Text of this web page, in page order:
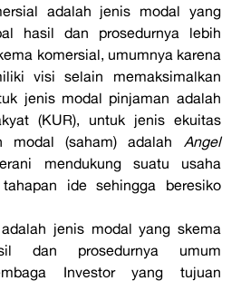
adalah jenis modal yang
hasil dan prosedurnya lebih
komersial, umumnya karena
visi selain memaksimalkan
jenis modal pinjaman adalah
(KUR), untuk jenis ekuitas
modal (saham) adalah Angel
mendukung suatu usaha
ide sehingga beresiko
jenis modal yang skema
dan prosedurnya umum
Investor yang tujuan